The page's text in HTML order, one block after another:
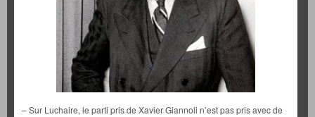
– Sur Luchaire, le parti pris de Xavier Giannoli n’est pas pris avec de